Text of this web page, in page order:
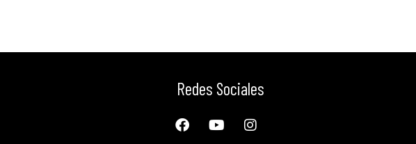
Redes Sociales